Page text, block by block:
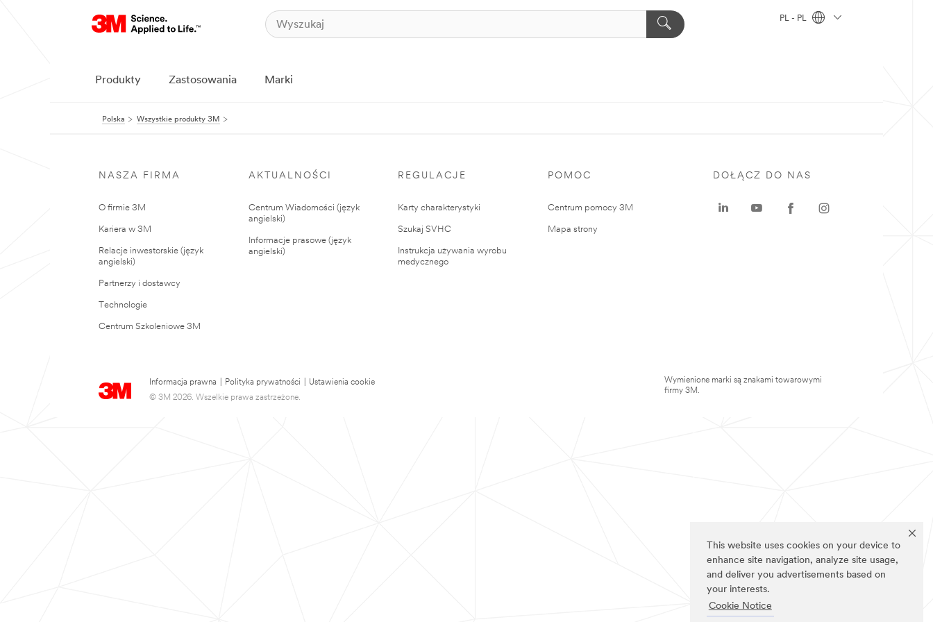
This website uses cookies on your device to
enhance site navigation, analyze site usage,
and deliver you advertisements based on
your interests.
Cookie Notice
PL - PL
Produkty Zastosowania Marki
Polska Wszystkie produkty 3M
NASZA FIRMA
O firmie 3M
Kariera w 3M
Relacje inwestorskie (język
angielski)
Partnerzy i dostawcy
Technologie
Centrum Szkoleniowe 3M
AKTUALNOŚCI
Centrum Wiadomości (język
angielski)
Informacje prasowe (język
angielski)
REGULACJE
Karty charakterystyki
Szukaj SVHC
Instrukcja używania wyrobu
medycznego
POMOC
Centrum pomocy 3M
Mapa strony
Informacja prawna Polityka prywatności
Ustawienia cookie
© 3M 2026. Wszelkie prawa zastrzeżone.
DOŁĄCZ DO NAS
Wymienione marki są znakami towarowymi
firmy 3M.